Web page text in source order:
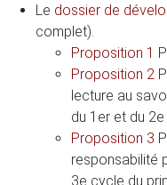
Le dossier de
complet).
Proposition 1
Proposition 2
lecture au
du 1er et du
Proposition 3
responsabilité
3e cycle du